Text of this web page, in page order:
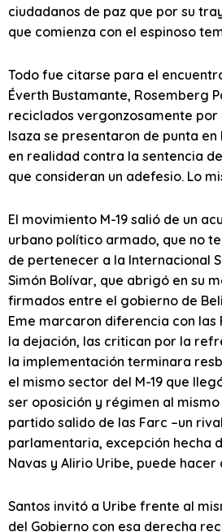
ciudadanos de paz que por su
que comienza con el espinoso
Todo fue citarse para el
Éverth Bustamante, Rosemberg
reciclados vergonzosamente por
Isaza se presentaron de punta
en realidad contra la sentencia
que consideran un adefesio. Lo
El movimiento M-19 salió de un
urbano político armado, que no
de pertenecer a la Internacional
Simón Bolívar, que abrigó en su
firmados entre el gobierno de
Eme marcaron diferencia con
la dejación, las critican por la
la implementación terminara
el mismo sector del M-19 que
ser oposición y régimen al
partido salido de las Farc –un
parlamentaria, excepción hecha
Navas y Alirio Uribe, puede
Santos invitó a Uribe frente al
del Gobierno con esa derecha